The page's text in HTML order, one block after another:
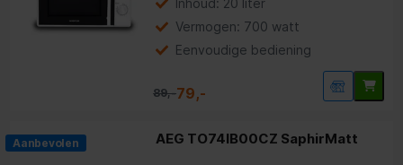
Vermogen: 700 watt
Eenvoudige bediening
89,-79,-
Aanbevolen AEG TO74IB00CZ SaphirMatt